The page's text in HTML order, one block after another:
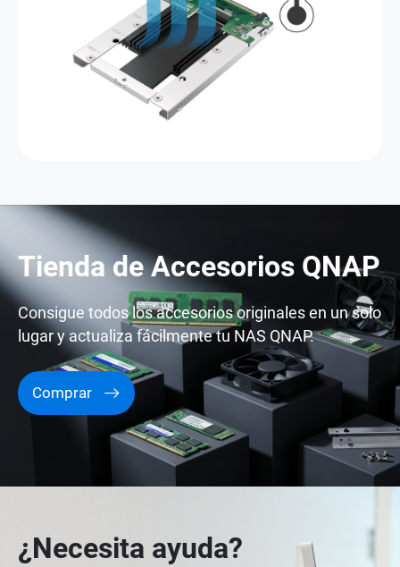
Tienda de Accesorios QNAP
Consigue todos los accesorios originales en un solo
lugar y actualiza fácilmente tu NAS QNAP.
Comprar
¿Necesita ayuda?